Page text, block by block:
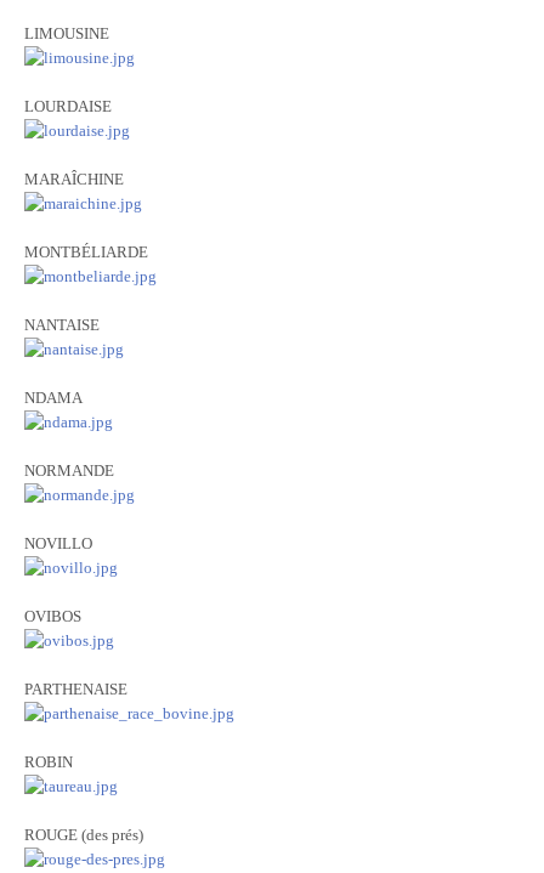
LIMOUSINE
LOURDAISE
MARAÎCHINE
MONTBÉLIARDE
NANTAISE
NDAMA
NORMANDE
NOVILLO
OVIBOS
PARTHENAISE
ROBIN
ROUGE (des prés)